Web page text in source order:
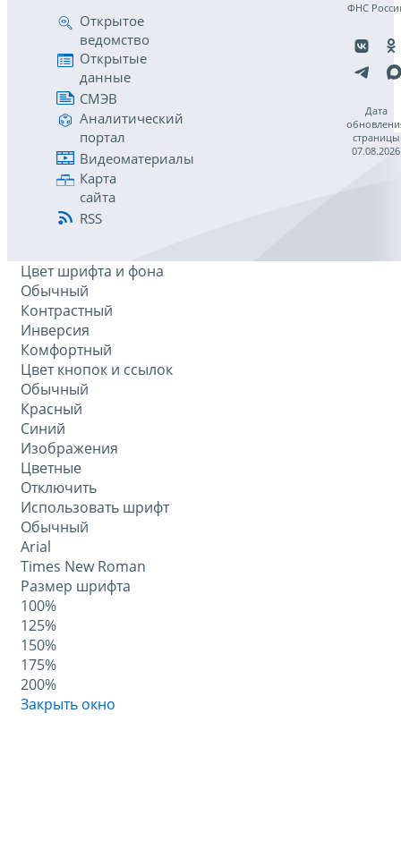
Открытое
ведомство
Открытые
данные
СМЭВ
Аналитический
портал
Видеоматериалы
Карта
сайта
RSS
ФНС
Дата
страницы
07.08.2026
Цвет шрифта и фона
Обычный
Контрастный
Инверсия
Комфортный
Цвет кнопок и ссылок
Обычный
Красный
Синий
Изображения
Цветные
Отключить
Использовать шрифт
Обычный
Arial
Times New Roman
Размер шрифта
100%
125%
150%
175%
200%
Закрыть окно